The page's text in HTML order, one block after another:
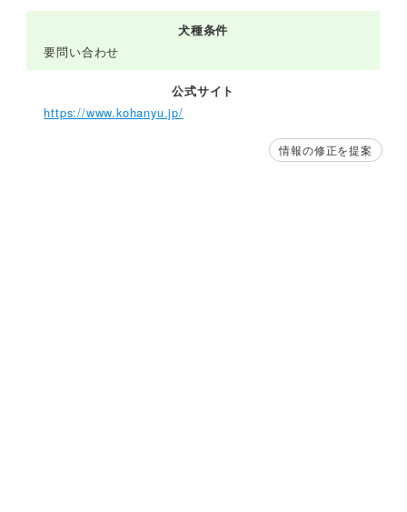
犬種条件
要問い合わせ
公式サイト
https://www.kohanyu.jp/
情報の修正を提案